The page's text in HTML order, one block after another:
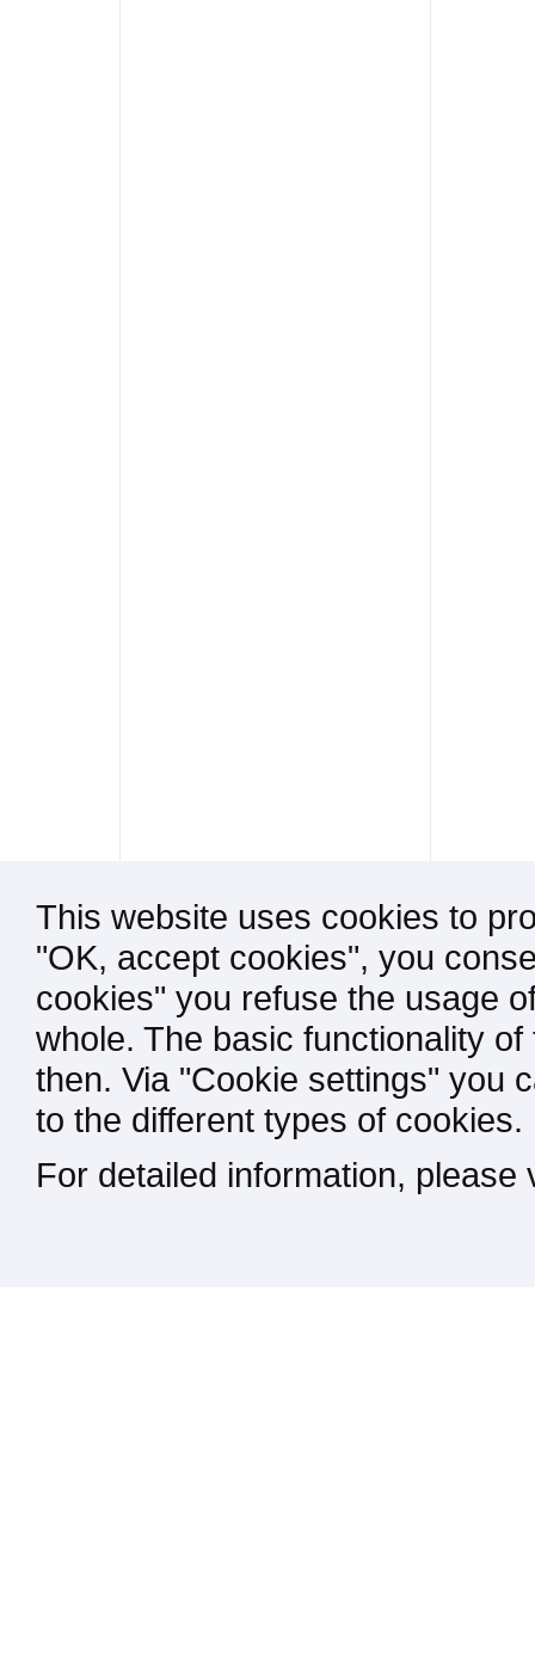
This website uses cookies to
"OK, accept cookies", you
cookies" you refuse the usage
whole. The basic functionality
then. Via "Cookie settings" you
to the different types of cookies.
For detailed information,